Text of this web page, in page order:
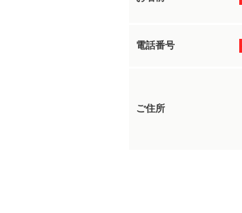
電話番号
ご住所